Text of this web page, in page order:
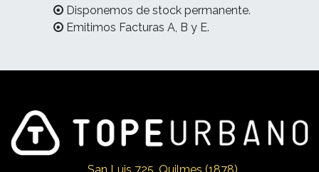
Disponemos de stock permanente.
Emitimos Facturas A, B y E.